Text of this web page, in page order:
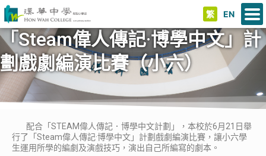
繁 EN
「Steam偉人傳記·博學中文」計
劃戲劇編演比賽（小六）
配合「STEAM偉人傳記．博學中文計劃」，本校於6月21日舉
行了「Steam偉人傳記·博學中文」計劃戲劇編演比賽，讓小六學
生運用所學的編劇及演戲技巧，演出自己所編寫的劇本。